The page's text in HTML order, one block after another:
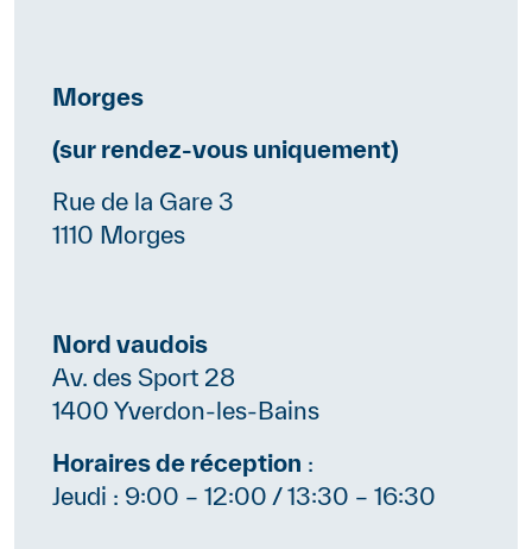
Contenu
Morges
(sur rendez-vous uniquement)
Rue de la Gare 3
1110 Morges
Contenu
Nord vaudois
Av. des Sport 28
1400 Yverdon-les-Bains
Horaires de réception :
Jeudi : 9:00 – 12:00 / 13:30 – 16:30